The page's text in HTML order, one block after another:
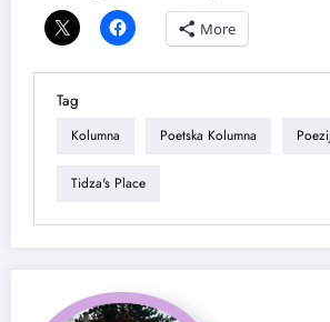
More
Tag
Kolumna Poetska Kolumna
Tidza's Place